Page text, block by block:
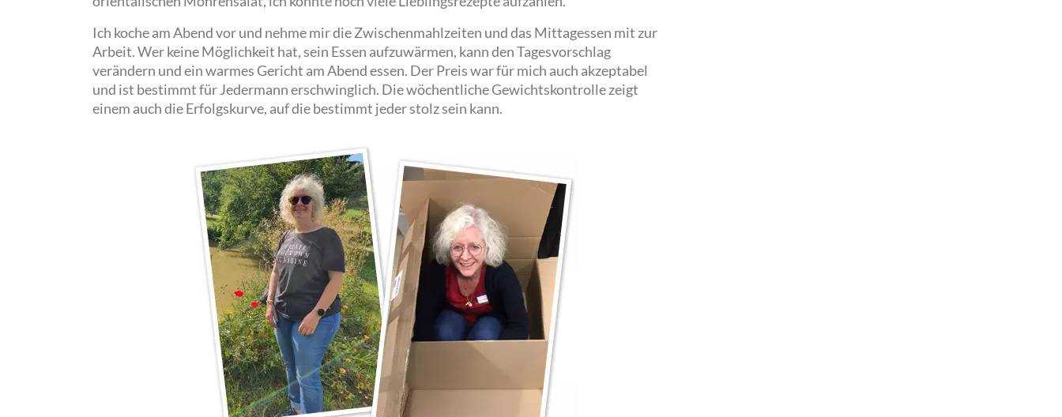
Ich koche am Abend vor und nehme mir die Zwischenmahlzeiten und das Mittagessen mit zur
Arbeit. Wer keine Möglichkeit hat, sein Essen aufzuwärmen, kann den Tagesvorschlag
verändern und ein warmes Gericht am Abend essen. Der Preis war für mich auch akzeptabel
und ist bestimmt für Jedermann erschwinglich. Die wöchentliche Gewichtskontrolle zeigt
einem auch die Erfolgskurve, auf die bestimmt jeder stolz sein kann.